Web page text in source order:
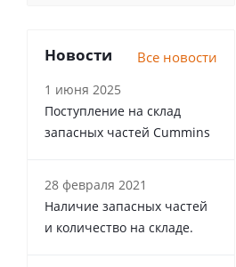
Новости Все новости
1 июня 2025
Поступление на склад
запасных частей Cummins
28 февраля 2021
Наличие запасных частей
и количество на складе.